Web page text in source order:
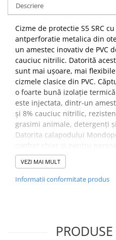
PROTECTIE TERMICA (FRIG)
UNICA FOLOSINTA
PROTECTIE LA IMPACT
PROTECTIE AUDITIVA
PROTECTIE RESPIRATORIE
LUCRU LA INALTIME
AVERTIZARE SI PRIM AJUTOR
TRICOURI
TRICOURI POLO
HORECA
PROSOAPE
MASTI DE SUDURA
Descriere
Cizme de protectie S5 SRC
antperforatie metalica din
un amestec inovativ de PVC
cauciuc nitrilic. Datorită
sunt mai ușoare, mai
cizmele clasice din PVC.
o foarte bună izolație
este injectata, dintr-un
și 8% cauciuc nitrilic,
grasimi animale, detergenți
Datorita calapodului
confort chiar si pentru
Utilizare –Constructii,
alimentara, Industria
calitate și 8% cauciuc
VEZI MAI MULT
Informatii conformitate produs